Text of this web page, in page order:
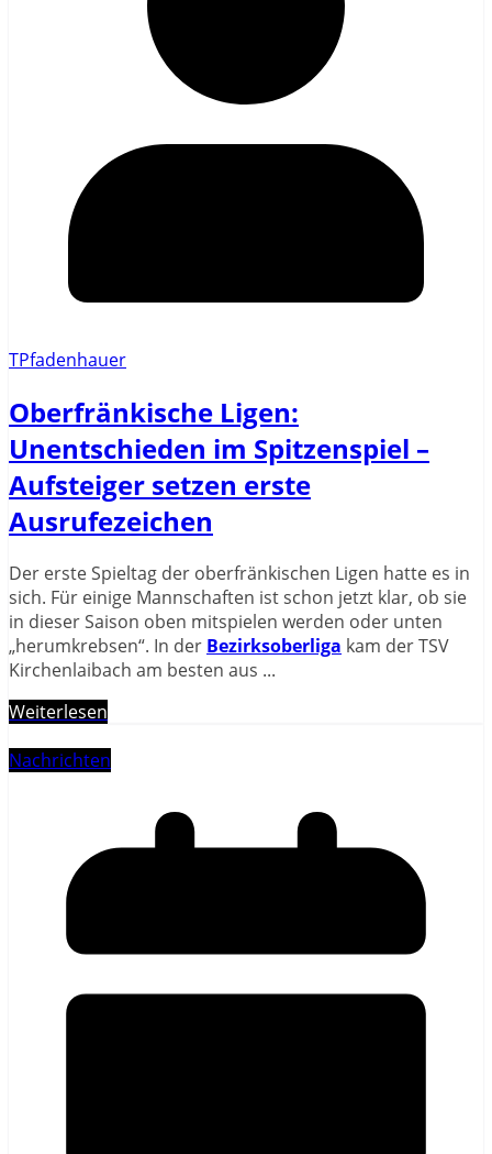
TPfadenhauer
Oberfränkische Ligen:
Unentschieden im Spitzenspiel –
Aufsteiger setzen erste
Ausrufezeichen
Der erste Spieltag der oberfränkischen Ligen hatte es in
sich. Für einige Mannschaften ist schon jetzt klar, ob sie
in dieser Saison oben mitspielen werden oder unten
„herumkrebsen“. In der Bezirksoberliga kam der TSV
Kirchenlaibach am besten aus ...
Weiterlesen
Nachrichten